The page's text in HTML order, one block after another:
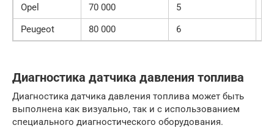
Opel
70 000 5
Peugeot
80 000 6
Диагностика датчика давления топлива
Диагностика датчика давления топлива может быть
выполнена как визуально, так и с использованием
специального диагностического оборудования.